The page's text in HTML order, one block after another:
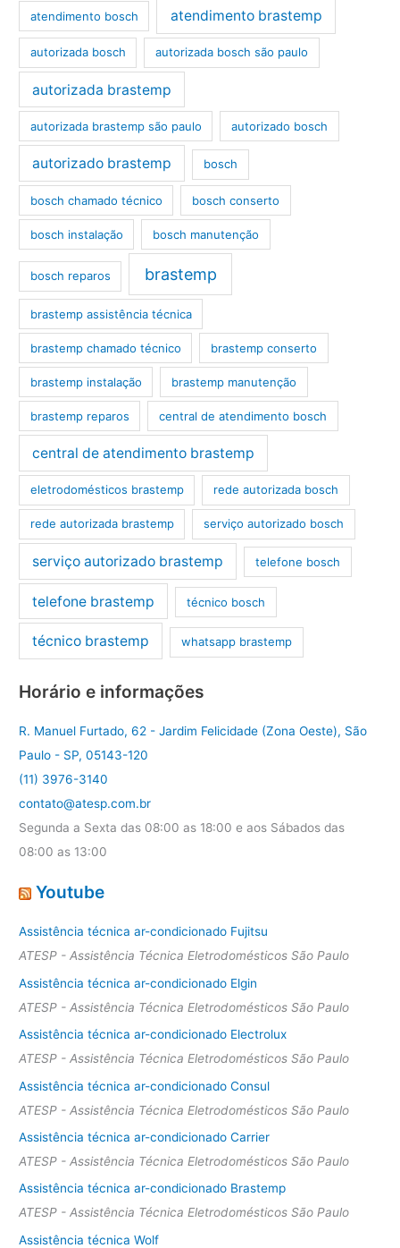
atendimento bosch atendimento brastemp
autorizada bosch autorizada bosch são paulo
autorizada brastemp
autorizada brastemp são paulo autorizado bosch
autorizado brastemp bosch
bosch chamado técnico bosch conserto
bosch instalação bosch manutenção
bosch reparos brastemp
brastemp assistência técnica
brastemp chamado técnico brastemp conserto
brastemp instalação brastemp manutenção
brastemp reparos central de atendimento bosch
central de atendimento brastemp
eletrodomésticos brastemp rede autorizada bosch
rede autorizada brastemp serviço autorizado bosch
serviço autorizado brastemp telefone bosch
telefone brastemp técnico bosch
técnico brastemp whatsapp brastemp
Horário e informações
R. Manuel Furtado, 62 - Jardim Felicidade (Zona Oeste), São
Paulo - SP, 05143-120
(11) 3976-3140
contato@atesp.com.br
Segunda a Sexta das 08:00 as 18:00 e aos Sábados das
08:00 as 13:00
Youtube
Assistência técnica ar-condicionado Fujitsu
ATESP - Assistência Técnica Eletrodomésticos São Paulo
Assistência técnica ar-condicionado Elgin
ATESP - Assistência Técnica Eletrodomésticos São Paulo
Assistência técnica ar-condicionado Electrolux
ATESP - Assistência Técnica Eletrodomésticos São Paulo
Assistência técnica ar-condicionado Consul
ATESP - Assistência Técnica Eletrodomésticos São Paulo
Assistência técnica ar-condicionado Carrier
ATESP - Assistência Técnica Eletrodomésticos São Paulo
Assistência técnica ar-condicionado Brastemp
ATESP - Assistência Técnica Eletrodomésticos São Paulo
Assistência técnica Wolf